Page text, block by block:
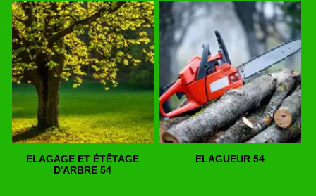
ELAGAGE ET ÉTÊTAGE
D'ARBRE 54
ELAGUEUR 54